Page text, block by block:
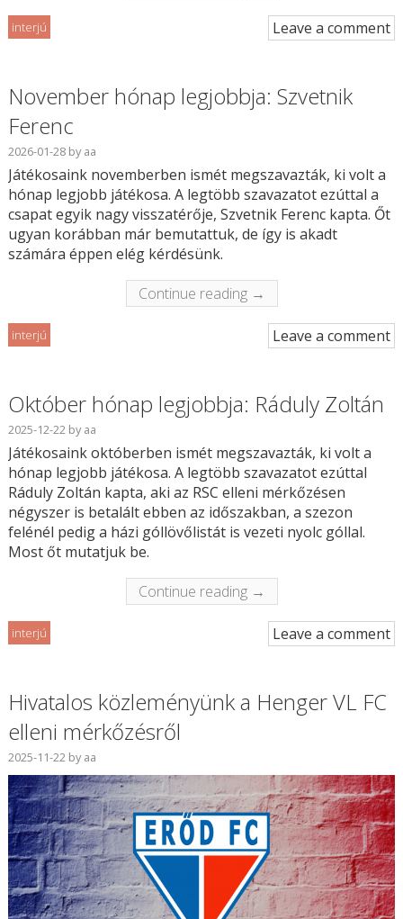
interjú Leave a comment
November hónap legjobbja: Szvetnik
Ferenc
2026-01-28byaa
Játékosaink novemberben ismét megszavazták, ki volt a
hónap legjobb játékosa. A legtöbb szavazatot ezúttal a
csapat egyik nagy visszatérője, Szvetnik Ferenc kapta. Őt
ugyan korábban már bemutattuk, de így is akadt
számára éppen elég kérdésünk.
Continue reading →
interjú Leave a comment
Október hónap legjobbja: Ráduly Zoltán
2025-12-22byaa
Játékosaink októberben ismét megszavazták, ki volt a
hónap legjobb játékosa. A legtöbb szavazatot ezúttal
Ráduly Zoltán kapta, aki az RSC elleni mérkőzésen
négyszer is betalált ebben az időszakban, a szezon
felénél pedig a házi góllövőlistát is vezeti nyolc góllal.
Most őt mutatjuk be.
Continue reading →
interjú Leave a comment
Hivatalos közleményünk a Henger VL FC
elleni mérkőzésről
2025-11-22byaa